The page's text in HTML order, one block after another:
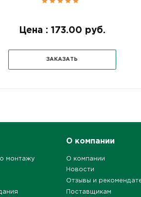
Цена : 173.00 руб.
ЗАКАЗАТЬ
монтажу
О компании
О компании
Новости
Отзывы и
Поставщикам